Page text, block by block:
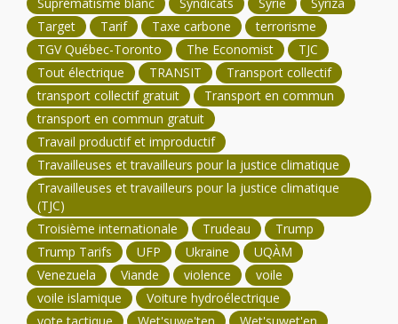
Target
Tarif Taxe carbone
terrorisme
TGV Québec-Toronto
The Economist
TJC
Tout électrique
TRANSIT
Transport collectif
transport collectif gratuit
Transport en commun
transport en commun gratuit
Travail productif et improductif
Travailleuses et travailleurs pour la justice climatique
Travailleuses et travailleurs pour la justice climatique
(TJC)
Troisième internationale
Trudeau
Trump
Trump Tarifs
UFP Ukraine
UQÀM
Venezuela
Viande violence
voile
voile islamique
Voiture hydroélectrique